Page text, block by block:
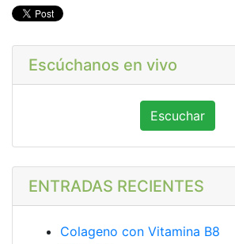
Escúchanos en vivo
Escuchar
ENTRADAS RECIENTES
Colageno con Vitamina B8